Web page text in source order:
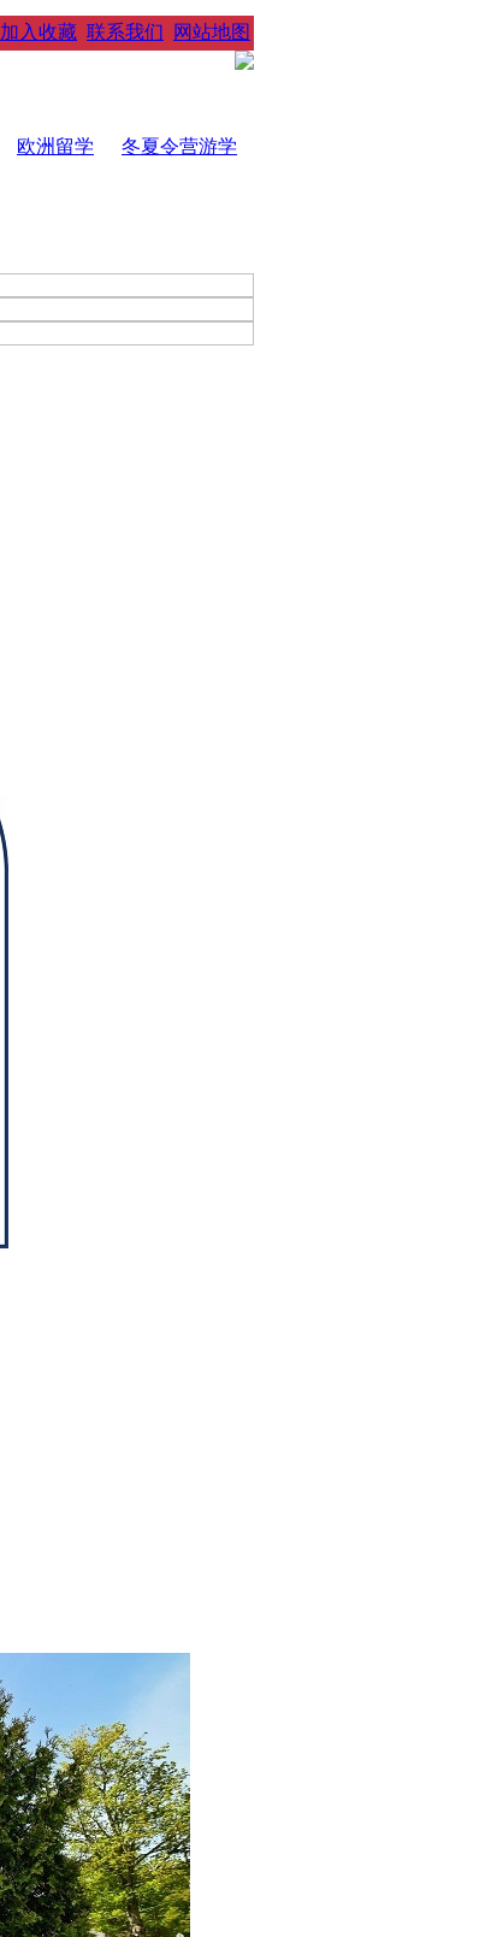
加入收藏 联系我们 网站地图
欧洲留学 冬夏令营游学